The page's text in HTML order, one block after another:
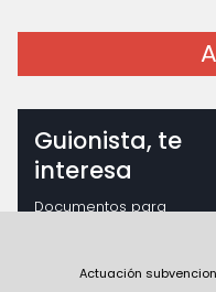
Guionista, te
interesa
Documentos para
Actuación